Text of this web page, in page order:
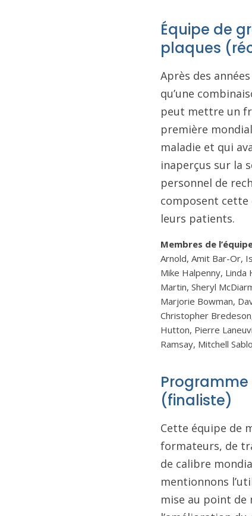
Équipe de
plaques
Après des
qu’une
peut mettre un
première
maladie et qui
inaperçus sur la
personnel de
composent cette
leurs patients.
Membres de
Arnold, Amit Bar-Or,
Mike Halpenny,
Martin, Sheryl
Marjorie Bowman,
Christopher
Hutton, Pierre
Ramsay, Mitchell
(finaliste)
Cette équipe de
formateurs, de
de calibre
mentionnons
mise au point de